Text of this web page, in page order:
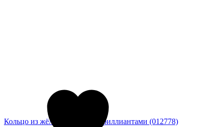
Кольцо из жёлтого золота с бриллиантами (012778)